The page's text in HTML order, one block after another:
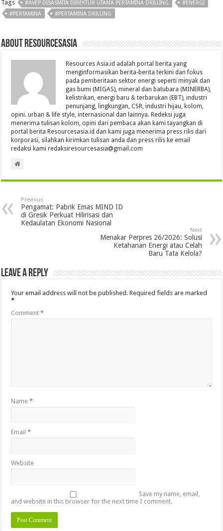
Tags #AVEP DISASMITA DIREKTUR UTAMA PERTAMINA DRILLING
#ENERGI
#PERTAMINA
#PERTAMINA DRILLING
About Resourcesasia
Resources Asia.id adalah portal berita yang
menginformasikan berita-berita terkini dan fokus
pada pemberitaan sektor energi seperti minyak dan
gas bumi (MIGAS), mineral dan batubara (MINERBA),
kelistrikan, energi baru & terbarukan (EBT), industri
penunjang, lingkungan, CSR, industri hijau, kolom,
opini. urban & life style, internasional dan lainnya. Redeksi juga
menerima tulisan kolom, opini dari pembaca akan kami tayangkan di
portal berita Resourcesasia.id dan kami juga menerima press rilis dari
korporasi, silahkan kirimkan tulisan anda dan press rilis ke email
redaksi kami redaksiresourcesasia@gmail.com
Previous
Pengamat: Pabrik Emas MIND ID
di Gresik Perkuat Hilirisasi dan
Kedaulatan Ekonomi Nasional
Next
Menakar Perpres 26/2026: Solusi
Ketahanan Energi atau Celah
Baru Tata Kelola?
Leave a Reply
Your email address will not be published. Required fields are marked
*
Comment*
Name*
Email*
Website
Save my name, email,
and website in this browser for the next time I comment.